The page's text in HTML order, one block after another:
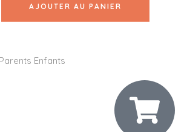
AJOUTER AU PANIER